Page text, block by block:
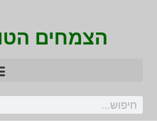
הצמחים